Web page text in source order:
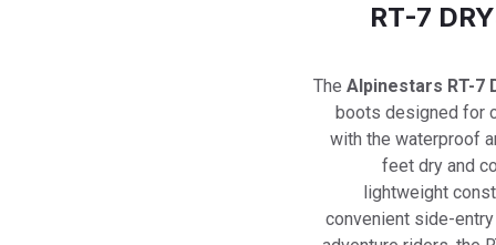
244302313
TheAlpinestars RT-7
boots designed for
with the waterproof
feet dry and
lightweight
convenient side-